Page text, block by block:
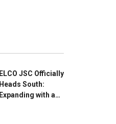
ELCO JSC Officially
Heads South:
Expanding with a